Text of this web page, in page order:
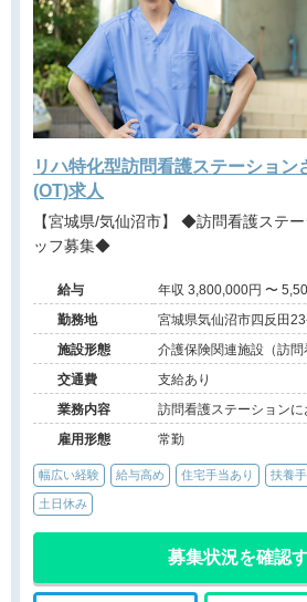
リハ特化型訪問看護ステーション
(OT)求人
【宮城県/気仙沼市】 ◆訪問看護ステーション◆リハビリスタ
ッフ募集◆
給与
年収
勤務地
宮城県気仙沼市四反田
施設形態
介護保険関連施設（訪問
交通費
支給あり
業務内容
訪問看護ステーション
雇用形態
常勤
幅広い経験 給与高め 住宅手当あり 扶養
土日休み
募集状況を確認